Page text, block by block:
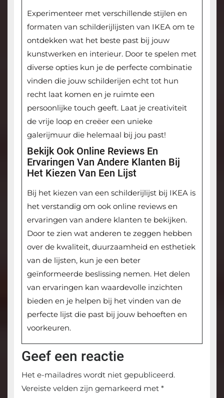
Experimenteer met verschillende stijlen en
formaten van schilderijlijsten van IKEA om te
ontdekken wat het beste past bij jouw
kunstwerken en interieur. Door te spelen met
diverse opties kun je de perfecte combinatie
vinden die jouw schilderijen echt tot hun
recht laat komen en je ruimte een
persoonlijke touch geeft. Laat je creativiteit
de vrije loop en creëer een unieke
galerijmuur die helemaal bij jou past!
Bekijk Ook Online Reviews En
Ervaringen Van Andere Klanten Bij
Het Kiezen Van Een Lijst
Bij het kiezen van een schilderijlijst bij IKEA is
het verstandig om ook online reviews en
ervaringen van andere klanten te bekijken.
Door te zien wat anderen te zeggen hebben
over de kwaliteit, duurzaamheid en esthetiek
van de lijsten, kun je een beter
geïnformeerde beslissing nemen. Het delen
van ervaringen kan waardevolle inzichten
bieden en je helpen bij het vinden van de
perfecte lijst die past bij jouw behoeften en
voorkeuren.
Geef een reactie
Het e-mailadres wordt niet gepubliceerd.
Vereiste velden zijn gemarkeerd met *